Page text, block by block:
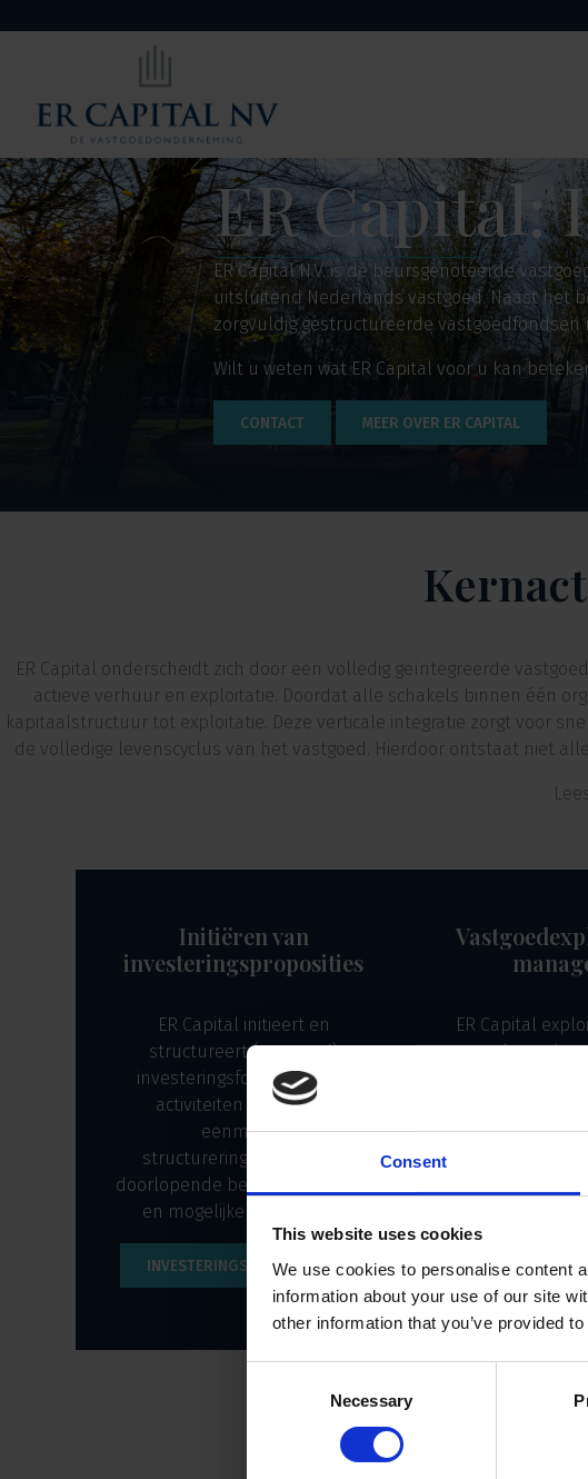
Consent
This website uses cookies
We use cookies to personalise content
information about your use of our site
other information that you’ve provided
Necessary
ER Capital:
ER Capital N.V. is dé beursgenoteerde
uitsluitend Nederlands vastgoed. Naast het
zorgvuldig gestructureerde vastgoedfondsen
Wilt u weten wat ER Capital voor u kan
CONTACT MEER OVER ER CAPITAL
ER Capital onderscheidt zich door een volledig geïntegreerde
actieve verhuur en exploitatie. Doordat alle schakels binnen één
kapitaalstructuur tot exploitatie. Deze verticale integratie zorgt voor
de volledige levenscyclus van het vastgoed. Hierdoor ontstaat niet
Initiëren van
investeringsproposities
ER Capital initieert en
structureert (vastgoed)
investeringsfondsen. Deze
activiteiten geven een
eenmalige
structureringsopbrengst,
doorlopende beheerinkomsten
en mogelijke winstdeling.
INVESTERINGSPROPOSITIES
ER Capital
en verhuurt
huurders en is